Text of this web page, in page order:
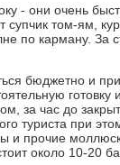
- они очень
супчик том-ям,
по карману. За
бюджетно и
за час до
туриста при
и прочие
около 10-20